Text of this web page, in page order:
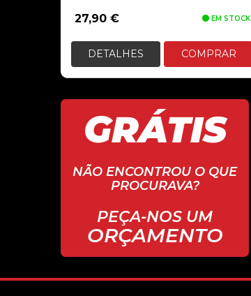
27,90 € EM STOCK
DETALHES COMPRAR
GRÁTIS
NÃO ENCONTROU O QUE
PROCURAVA?
PEÇA-NOS UM
ORÇAMENTO